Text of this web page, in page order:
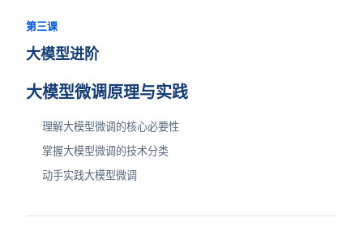
第三课
大模型进阶
大模型微调原理与实践
理解大模型微调的核心必要性
掌握大模型微调的技术分类
动手实践大模型微调